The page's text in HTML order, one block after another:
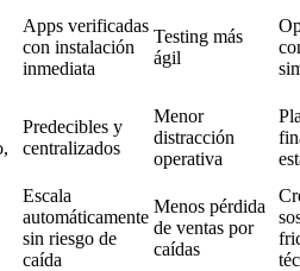
Apps verificadas
con instalación
inmediata
Testing más
ágil
Predecibles y
centralizados
Menor
distracción
operativa
Escala
automáticamente
sin riesgo de
caída
Menos pérdida
de ventas por
caídas